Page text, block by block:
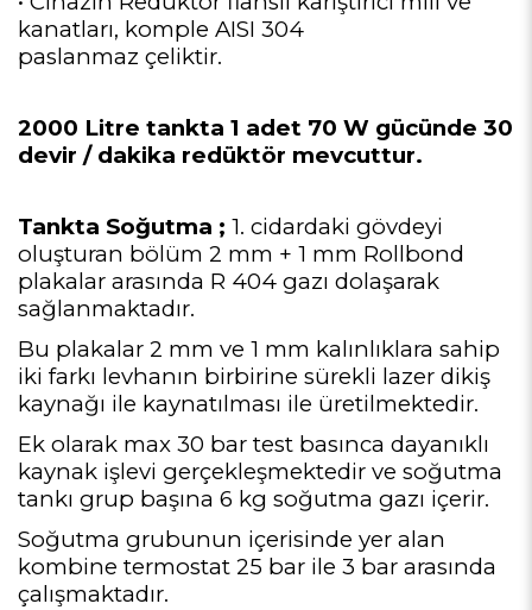
kanatları, komple AISI 304
paslanmaz çeliktir.
2000 Litre tankta 1 adet 70 W gücünde 30
devir / dakika redüktör mevcuttur.
Tankta Soğutma ; 1. cidardaki gövdeyi
oluşturan bölüm 2 mm + 1 mm Rollbond
plakalar arasında R 404 gazı dolaşarak
sağlanmaktadır.
Bu plakalar 2 mm ve 1 mm kalınlıklara sahip
iki farkı levhanın birbirine sürekli lazer dikiş
kaynağı ile kaynatılması ile üretilmektedir.
Ek olarak max 30 bar test basınca dayanıklı
kaynak işlevi gerçekleşmektedir ve soğutma
tankı grup başına 6 kg soğutma gazı içerir.
Soğutma grubunun içerisinde yer alan
kombine termostat 25 bar ile 3 bar arasında
çalışmaktadır.